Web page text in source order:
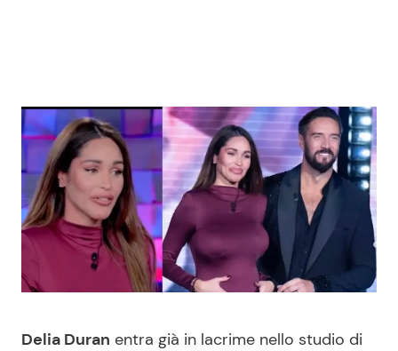
News Musica
News Spettacolo
Benessere
Casa
Cucina e Ricette
Consigli di Cucina
Delia Duran entra già in lacrime nello studio di